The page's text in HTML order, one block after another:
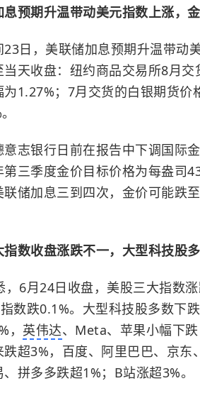
息预期升温带动美元指数上涨，
23日，美联储加息预期升温带动
当天收盘：纽约商品交易所8月
为1.27%；7月交货的白银期货
意志银行日前在报告中下调国际
第三季度金价目标价格为每盎司
联储加息三到四次，金价可能跌
指数收盘涨跌不一，大型科技股
，6月24日收盘，美股三大指数
数跌0.1%。大型科技股多数下
英伟达、Meta、苹果小幅下
跌超3%，百度、阿里巴巴、京
拼多多跌超1%；B站涨超3%。